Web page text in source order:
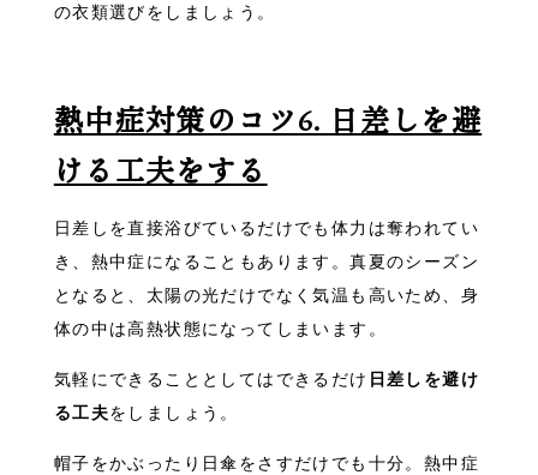
の衣類選びをしましょう。
熱中症対策のコツ6. 日差しを避
ける工夫をする
日差しを直接浴びているだけでも体力は奪われてい
き、熱中症になることもあります。真夏のシーズン
となると、太陽の光だけでなく気温も高いため、身
体の中は高熱状態になってしまいます。
気軽にできることとしてはできるだけ 日差しを避け
る工夫をしましょう。
帽子をかぶったり日傘をさすだけでも十分。熱中症